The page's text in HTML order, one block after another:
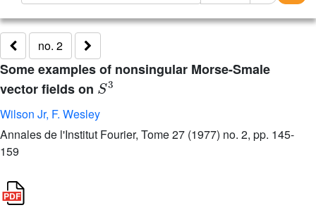
no. 2
Some examples of nonsingular Morse-Smale
vector fields on
S3
Wilson Jr, F. Wesley
Annales de l'Institut Fourier, Tome 27 (1977) no. 2, pp. 145-
159